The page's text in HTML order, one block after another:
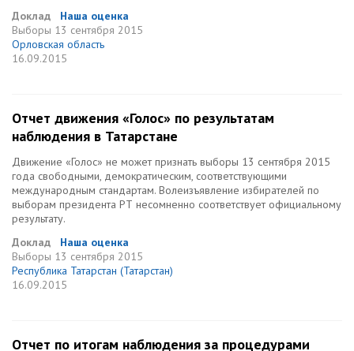
Доклад
Наша оценка
Выборы 13 сентября 2015
Орловская область
16.09.2015
Отчет движения «Голос» по результатам
наблюдения в Татарстане
Движение «Голос» не может признать выборы 13 сентября 2015
года свободными, демократическим, соответствующими
международным стандартам. Волеизъявление избирателей по
выборам президента РТ несомненно соответствует официальному
результату.
Доклад
Наша оценка
Выборы 13 сентября 2015
Республика Татарстан (Татарстан)
16.09.2015
Отчет по итогам наблюдения за процедурами